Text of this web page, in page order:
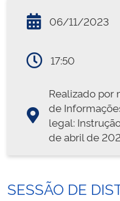
06/11/2023
17:50
Realizado por
de
legal:
de abril de
SESSÃO DE